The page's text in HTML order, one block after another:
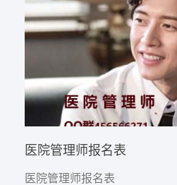
医院管理师报名表
医院管理师报名表